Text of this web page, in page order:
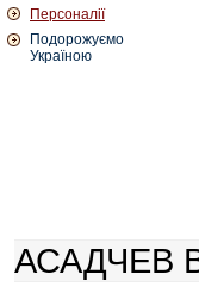
Персоналії
Подорожуємо
Україною
АСАДЧЕВ